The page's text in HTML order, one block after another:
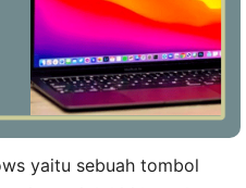
yaitu sebuah tombol